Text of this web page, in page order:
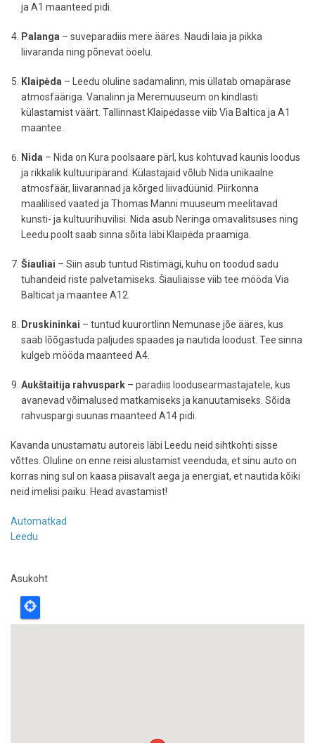
ja A1 maanteed pidi.
Palanga – suveparadiis mere ääres. Naudi laia ja pikka
liivaranda ning põnevat ööelu.
Klaipėda – Leedu oluline sadamalinn, mis üllatab omapärase
atmosfääriga. Vanalinn ja Meremuuseum on kindlasti
külastamist väärt. Tallinnast Klaipėdasse viib Via Baltica ja A1
maantee.
Nida – Nida on Kura poolsaare pärl, kus kohtuvad kaunis loodus
ja rikkalik kultuuripärand. Külastajaid võlub Nida unikaalne
atmosfäär, liivarannad ja kõrged liivadüünid. Piirkonna
maalilised vaated ja Thomas Manni muuseum meelitavad
kunsti- ja kultuurihuvilisi. Nida asub Neringa omavalitsuses ning
Leedu poolt saab sinna sõita läbi Klaipėda praamiga.
Šiauliai – Siin asub tuntud Ristimägi, kuhu on toodud sadu
tuhandeid riste palvetamiseks. Šiauliaisse viib tee mööda Via
Balticat ja maantee A12.
Druskininkai – tuntud kuurortlinn Nemunase jõe ääres, kus
saab lõõgastuda paljudes spaades ja nautida loodust. Tee sinna
kulgeb mööda maanteed A4.
Aukštaitija rahvuspark – paradiis loodusearmastajatele, kus
avanevad võimalused matkamiseks ja kanuutamiseks. Sõida
rahvuspargi suunas maanteed A14 pidi.
Kavanda unustamatu autoreis läbi Leedu neid sihtkohti sisse
võttes. Oluline on enne reisi alustamist veenduda, et sinu auto on
korras ning sul on kaasa piisavalt aega ja energiat, et nautida kõiki
neid imelisi paiku. Head avastamist!
Automatkad
Leedu
Asukoht